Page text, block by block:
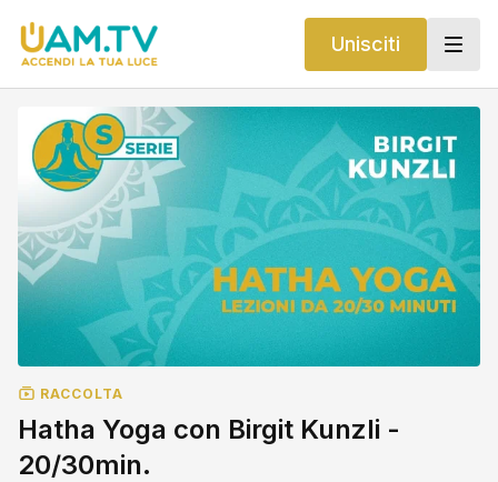
Unisciti
RACCOLTA
Hatha Yoga con Birgit Kunzli -
20/30min.